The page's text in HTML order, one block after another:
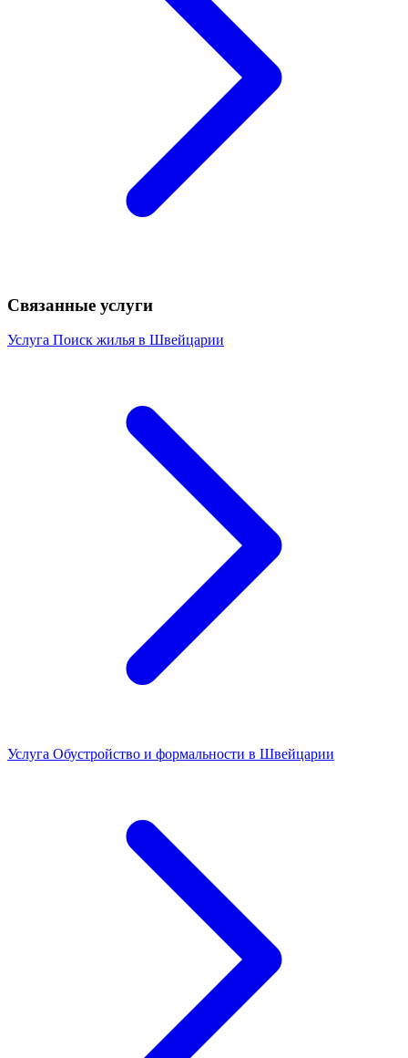
Связанные услуги
Услуга Поиск жилья в Швейцарии
Услуга Обустройство и формальности в Швейцарии